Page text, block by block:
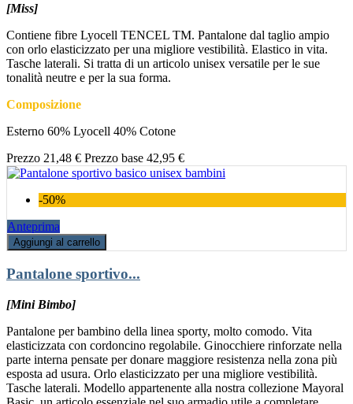
[Miss]
Contiene fibre Lyocell TENCEL TM. Pantalone dal taglio ampio
con orlo elasticizzato per una migliore vestibilità. Elastico in vita.
Tasche laterali. Si tratta di un articolo unisex versatile per le sue
tonalità neutre e per la sua forma.
Composizione
Esterno 60% Lyocell 40% Cotone
Prezzo 21,48 € Prezzo base 42,95 €
-50%
Anteprima
Aggiungi al carrello
Pantalone sportivo...
[Mini Bimbo]
Pantalone per bambino della linea sporty, molto comodo. Vita
elasticizzata con cordoncino regolabile. Ginocchiere rinforzate nella
parte interna pensate per donare maggiore resistenza nella zona più
esposta ad usura. Orlo elasticizzato per una migliore vestibilità.
Tasche laterali. Modello appartenente alla nostra collezione Mayoral